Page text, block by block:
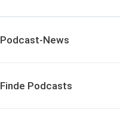
Podcast-News
Finde Podcasts